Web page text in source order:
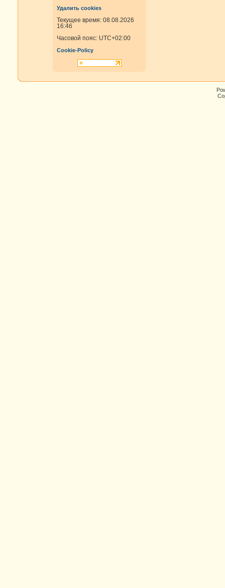
Удалить cookies
Текущее время: 08.08.2026
16:46
Часовой пояс: UTC+02:00
Cookie-Policy